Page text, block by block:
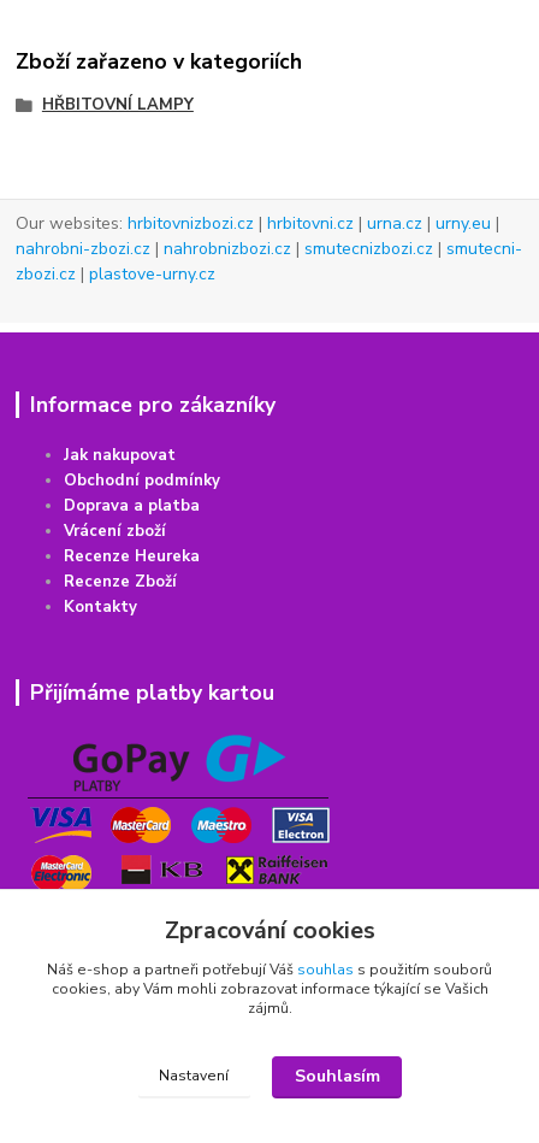
Zboží zařazeno v kategoriích
HŘBITOVNÍ LAMPY
Our websites:hrbitovnizbozi.cz |hrbitovni.cz |urna.cz |urny.eu |
nahrobni-zbozi.cz |nahrobnizbozi.cz |smutecnizbozi.cz |smutecni-
zbozi.cz |plastove-urny.cz
Informace pro zákazníky
Jak nakupovat
Obchodní podmínky
Doprava a platba
Vrácení zboží
Recenze Heureka
Recenze Zboží
Kontakty
Přijímáme platby kartou
Rychlý kontakt
Zpracování cookies
Náš e-shop a partneři potřebují Váš souhlas s použitím souborů
cookies, aby Vám mohli zobrazovat informace týkající se Vašich
zájmů.
Nastavení Souhlasím